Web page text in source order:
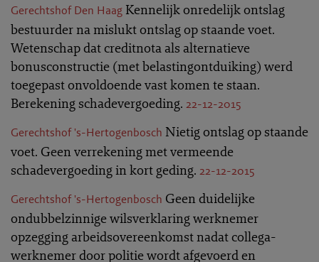
Gerechtshof Den Haag Kennelijk onredelijk ontslag
bestuurder na mislukt ontslag op staande voet.
Wetenschap dat creditnota als alternatieve
bonusconstructie (met belastingontduiking) werd
toegepast onvoldoende vast komen te staan.
Berekening schadevergoeding. 22-12-2015
Gerechtshof 's-Hertogenbosch Nietig ontslag op staande
voet. Geen verrekening met vermeende
schadevergoeding in kort geding. 22-12-2015
Gerechtshof 's-Hertogenbosch Geen duidelijke
ondubbelzinnige wilsverklaring werknemer
opzegging arbeidsovereenkomst nadat collega-
werknemer door politie wordt afgevoerd en